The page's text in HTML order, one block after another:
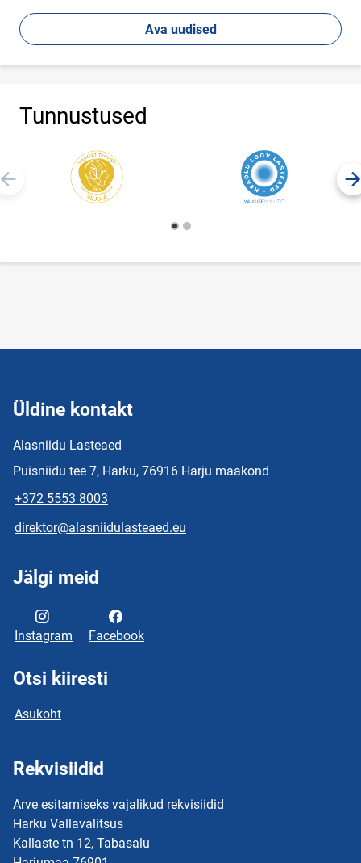
Ava uudised
Tunnustused
Üldine kontakt
Alasniidu Lasteaed
Puisniidu tee 7, Harku, 76916 Harju maakond
+372 5553 8003
direktor@alasniidulasteaed.eu
Jälgi meid
Instagram Facebook
Otsi kiiresti
Asukoht
Rekvisiidid
Arve esitamiseks vajalikud rekvisiidid
Harku Vallavalitsus
Kallaste tn 12, Tabasalu